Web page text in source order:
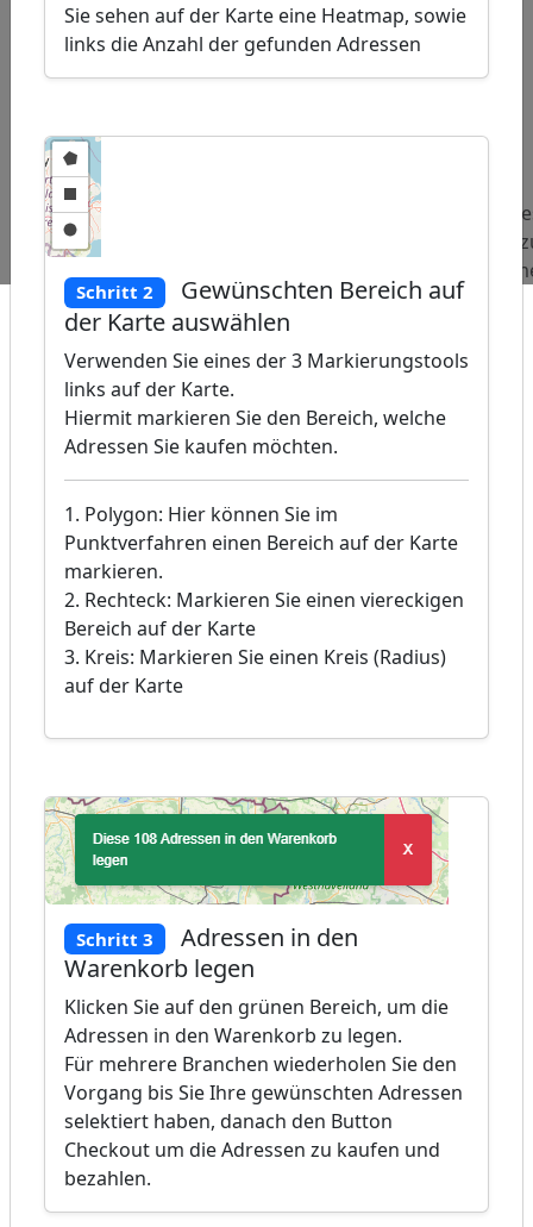
Beliebte
Abfragen:
Sie sehen auf der Karte eine Heatmap, sowie
links die Anzahl der gefunden Adressen
Schritt 2
Gewünschten Bereich auf
der Karte auswählen
Verwenden Sie eines der 3 Markierungstools
links auf der Karte.
Hiermit markieren Sie den Bereich, welche
Adressen Sie kaufen möchten.
1. Polygon: Hier können Sie im
Punktverfahren einen Bereich auf der Karte
markieren.
2. Rechteck: Markieren Sie einen viereckigen
Bereich auf der Karte
3. Kreis: Markieren Sie einen Kreis (Radius)
auf der Karte
Schritt 3
Adressen in den
Warenkorb legen
Klicken Sie auf den grünen Bereich, um die
Adressen in den Warenkorb zu legen.
Für mehrere Branchen wiederholen Sie den
Vorgang bis Sie Ihre gewünschten Adressen
selektiert haben, danach den Button
Checkout um die Adressen zu kaufen und
bezahlen.